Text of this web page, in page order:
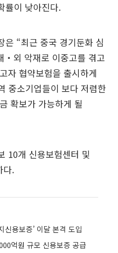
률이 낮아진다.
은 “최근 중국 경기둔화 심
‧외 악재로 이중고를 겪고
자 협약보험을 출시하게
중소기업들이 보다 저렴한
확보가 가능하게 될
10개 신용보험센터 및
다.
신용보증’ 이달 본격 도입
억원 규모 신용보증 공급